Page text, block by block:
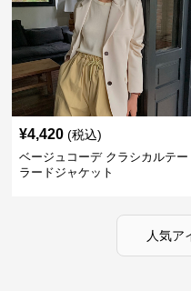
¥4,420 (税込)
ベージュコーデ クラシカルテー
ラードジャケット
人気ア